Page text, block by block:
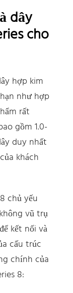
dây
cho
hợp kim
như hợp
rất
gồm 1.0-
duy nhất
khách
chủ yếu
vũ trụ
kết nối và
cấu trúc
chính của
8: